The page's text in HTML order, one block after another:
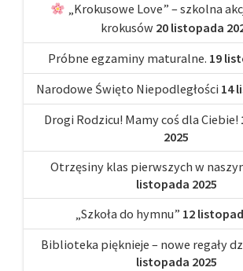
„Krokusowe Love” – szkolna
krokusów 20 listopada
Próbne egzaminy maturalne. 19
Narodowe Święto Niepodległości 14
Drogi Rodzicu! Mamy coś dla Ciebie!
2025
Otrzęsiny klas pierwszych w
listopada 2025
„Szkoła do hymnu” 12
Biblioteka pięknieje – nowe regały
listopada 2025